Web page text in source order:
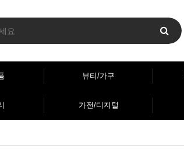
뷰티/가구
가전/디지털